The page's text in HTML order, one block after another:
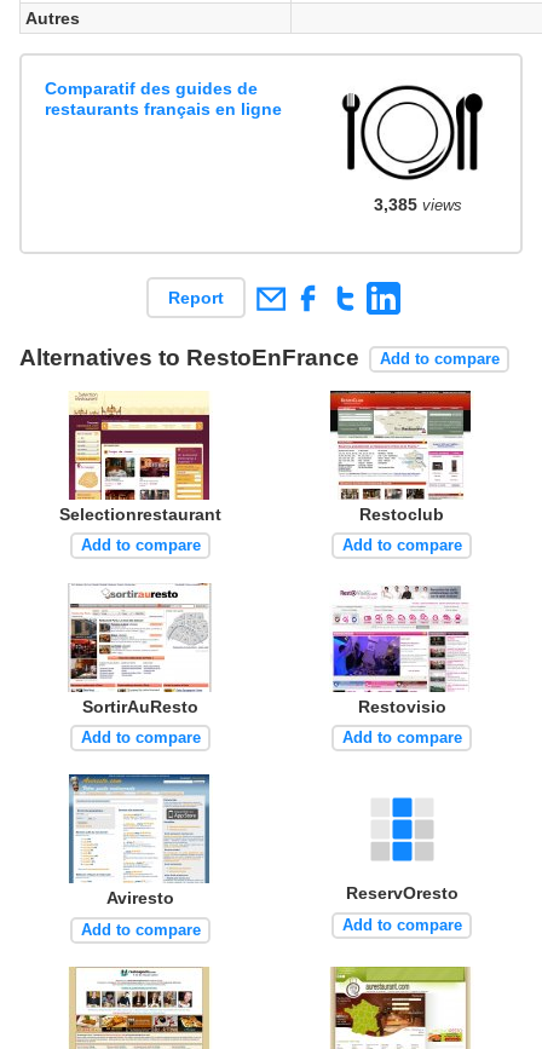
Autres
Comparatif des guides de
restaurants français en ligne
3,385views
Report
Alternatives to RestoEnFrance Add to compare
Selectionrestaurant
Add to compare
Restoclub
Add to compare
SortirAuResto
Add to compare
Restovisio
Add to compare
Aviresto
Add to compare
ReservOresto
Add to compare